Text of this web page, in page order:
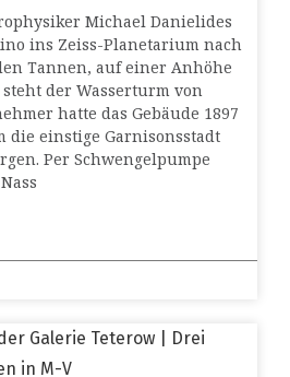
Michael Danielides
ins Zeiss-Planetarium nach
Tannen, auf einer Anhöhe
steht der Wasserturm von
hatte das Gebäude 1897
die einstige Garnisonsstadt
Per Schwengelpumpe